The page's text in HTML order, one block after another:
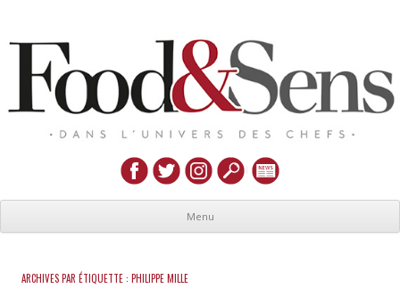
Menu
ARCHIVES PAR ÉTIQUETTE : PHILIPPE MILLE